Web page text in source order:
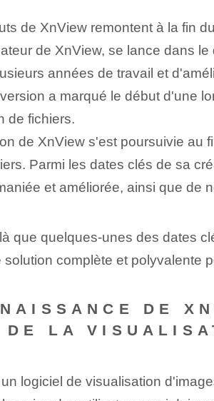
de XnView remontent à la fin
de XnView, se lance dans
années de travail et
a marqué le début d'une
de fichiers.
de XnView s'est poursuivie au
Parmi les dates clés de sa
et améliorée, ainsi que de
que quelques-unes des dates
solution complète et polyvalente
DE
DE LA
logiciel de visualisation